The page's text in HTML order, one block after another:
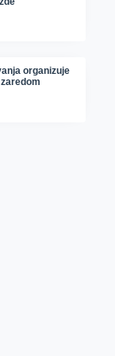
organizuje